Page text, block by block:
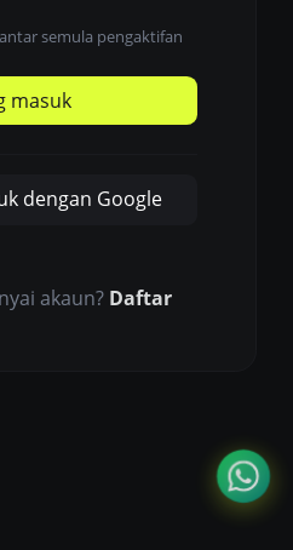
semula pengaktifan
masuk
dengan Google
akaun? Daftar